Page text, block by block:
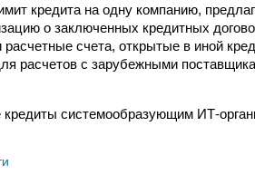
кредита на одну компанию,
о заключенных кредитных
счета, открытые в иной
расчетов с зарубежными
кредиты системообразующим ИТ-